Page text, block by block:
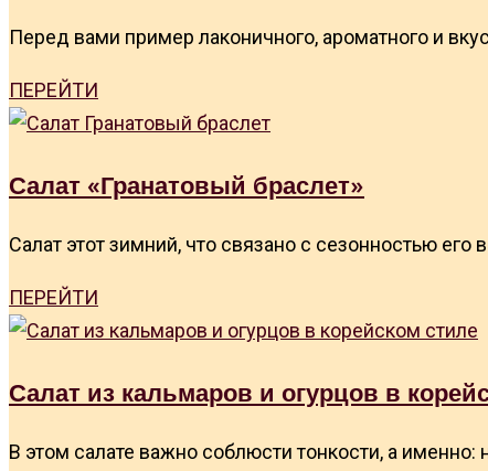
Перед вами пример лаконичного, ароматного и
ПЕРЕЙТИ
Салат «Гранатовый браслет»
Салат этот зимний, что связано с сезонностью
ПЕРЕЙТИ
Салат из кальмаров и огурцов в
В этом салате важно соблюсти тонкости, а